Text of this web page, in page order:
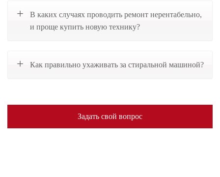
В каких случаях проводить ремонт нерентабельно,
и проще купить новую технику?
Как правильно ухаживать за стиральной машиной?
Задать свой вопрос